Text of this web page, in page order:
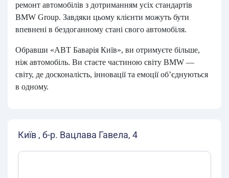
ремонт автомобілів з дотриманням усіх стандартів
BMW Group. Завдяки цьому клієнти можуть бути
впевнені в бездоганному стані свого автомобіля.
Обравши «АВТ Баварія Київ», ви отримуєте більше,
ніж автомобіль. Ви стаєте частиною світу BMW —
світу, де досконалість, інновації та емоції об’єднуються
в одному.
Київ , б-р. Вацлава Гавела, 4